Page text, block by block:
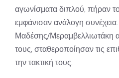
αγωνίσματα διπλού, πήραν
εμφάνισαν ανάλογη συνέχεια.
Μαδέσης/Μεραμβελλιωτάκη
τους, σταθεροποίησαν τις
την τακτική τους.